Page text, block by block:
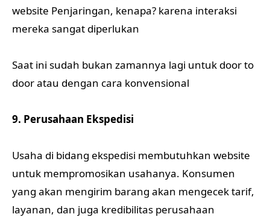
website Penjaringan, kenapa? karena interaksi
mereka sangat diperlukan
Saat ini sudah bukan zamannya lagi untuk door to
door atau dengan cara konvensional
9. Perusahaan Ekspedisi
Usaha di bidang ekspedisi membutuhkan website
untuk mempromosikan usahanya. Konsumen
yang akan mengirim barang akan mengecek tarif,
layanan, dan juga kredibilitas perusahaan